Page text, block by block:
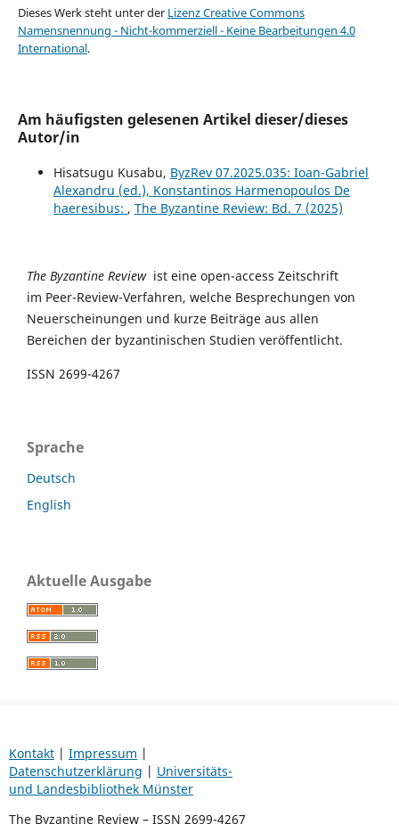
Dieses Werk steht unter der Lizenz Creative Commons
Namensnennung - Nicht-kommerziell - Keine Bearbeitungen 4.0
International.
Am häufigsten gelesenen Artikel dieser/dieses
Autor/in
Hisatsugu Kusabu, ByzRev 07.2025.035: Ioan-Gabriel
Alexandru (ed.), Konstantinos Harmenopoulos De
haeresibus: , The Byzantine Review: Bd. 7 (2025)
The Byzantine Reviewist eine open-access Zeitschrift
im Peer-Review-Verfahren, welche Besprechungen von
Neuerscheinungen und kurze Beiträge aus allen
Bereichen der byzantinischen Studien veröffentlicht.
ISSN 2699-4267
Sprache
Deutsch
English
Aktuelle Ausgabe
Kontakt| Impressum |
Datenschutzerklärung | Universitäts-
und Landesbibliothek Münster
The Byzantine Review – ISSN 2699-4267